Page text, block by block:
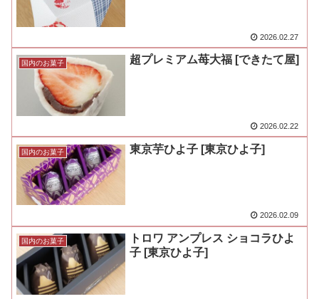
2026.02.27
国内のお菓子 超プレミアム苺大福 [できたて屋]
2026.02.22
国内のお菓子 東京芋ひよ子 [東京ひよ子]
2026.02.09
国内のお菓子
トロワ アンプレス ショコラひよ
子 [東京ひよ子]